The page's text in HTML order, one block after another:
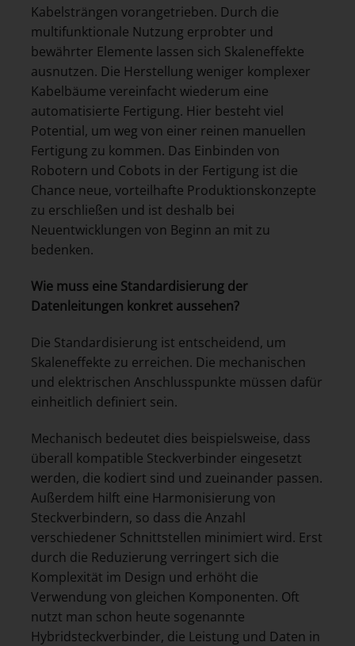
Kabelsträngen vorangetrieben. Durch die
multifunktionale Nutzung erprobter und
bewährter Elemente lassen sich Skaleneffekte
ausnutzen. Die Herstellung weniger komplexer
Kabelbäume vereinfacht wiederum eine
automatisierte Fertigung. Hier besteht viel
Potential, um weg von einer reinen manuellen
Fertigung zu kommen. Das Einbinden von
Robotern und Cobots in der Fertigung ist die
Chance neue, vorteilhafte Produktionskonzepte
zu erschließen und ist deshalb bei
Neuentwicklungen von Beginn an mit zu
bedenken.
Wie muss eine Standardisierung der
Datenleitungen konkret aussehen?
Die Standardisierung ist entscheidend, um
Skaleneffekte zu erreichen. Die mechanischen
und elektrischen Anschlusspunkte müssen dafür
einheitlich definiert sein.
Mechanisch bedeutet dies beispielsweise, dass
überall kompatible Steckverbinder eingesetzt
werden, die kodiert sind und zueinander passen.
Außerdem hilft eine Harmonisierung von
Steckverbindern, so dass die Anzahl
verschiedener Schnittstellen minimiert wird. Erst
durch die Reduzierung verringert sich die
Komplexität im Design und erhöht die
Verwendung von gleichen Komponenten. Oft
nutzt man schon heute sogenannte
Hybridsteckverbinder, die Leistung und Daten in